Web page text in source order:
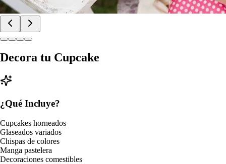
Decora tu Cupcake
¿Qué Incluye?
Cupcakes horneados
Glaseados variados
Chispas de colores
Manga pastelera
Decoraciones comestibles